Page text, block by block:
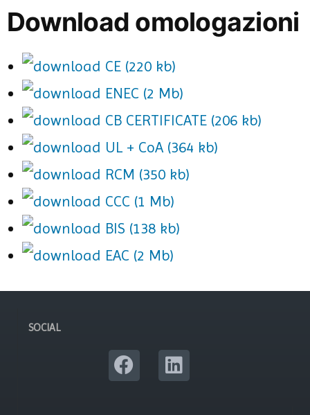
Download omologazioni
CE (220 kb)
ENEC (2 Mb)
CB CERTIFICATE (206 kb)
UL + CoA (364 kb)
RCM (350 kb)
CCC (1 Mb)
BIS (138 kb)
EAC (2 Mb)
SOCIAL